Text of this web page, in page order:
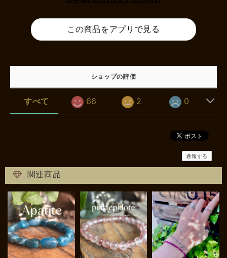
この商品をアプリで見る
ショップの評価
すべて 66 2 0
通報する
関連商品